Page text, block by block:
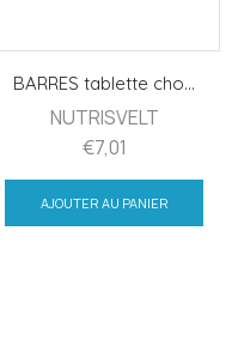
BARRES tablette cho...
NUTRISVELT
€7,01
AJOUTER AU PANIER